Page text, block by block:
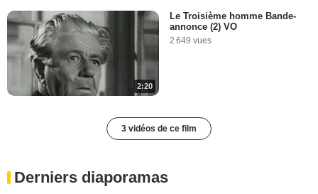
2:20
Le Troisième homme Bande-
annonce (2) VO
2 649 vues
3 vidéos de ce film
Derniers diaporamas